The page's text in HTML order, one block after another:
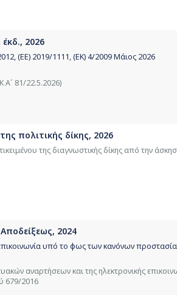
2026
(ΕΕ) 2019/1111, (ΕΚ) 4/2009 Μάιος 2026
Α΄ 81/22.5.2026)
πολιτικής δίκης, 2026
της διαγνωστικής δίκης από την
2024
επικοινωνία υπό το φως των κανόνων
αναρτήσεων και της ηλεκτρονικής
679/2016